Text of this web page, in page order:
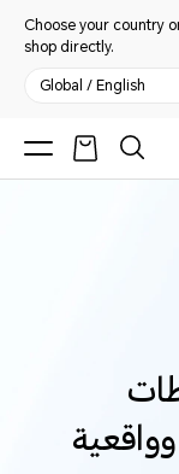
Choose your country
shop directly.
Global / English